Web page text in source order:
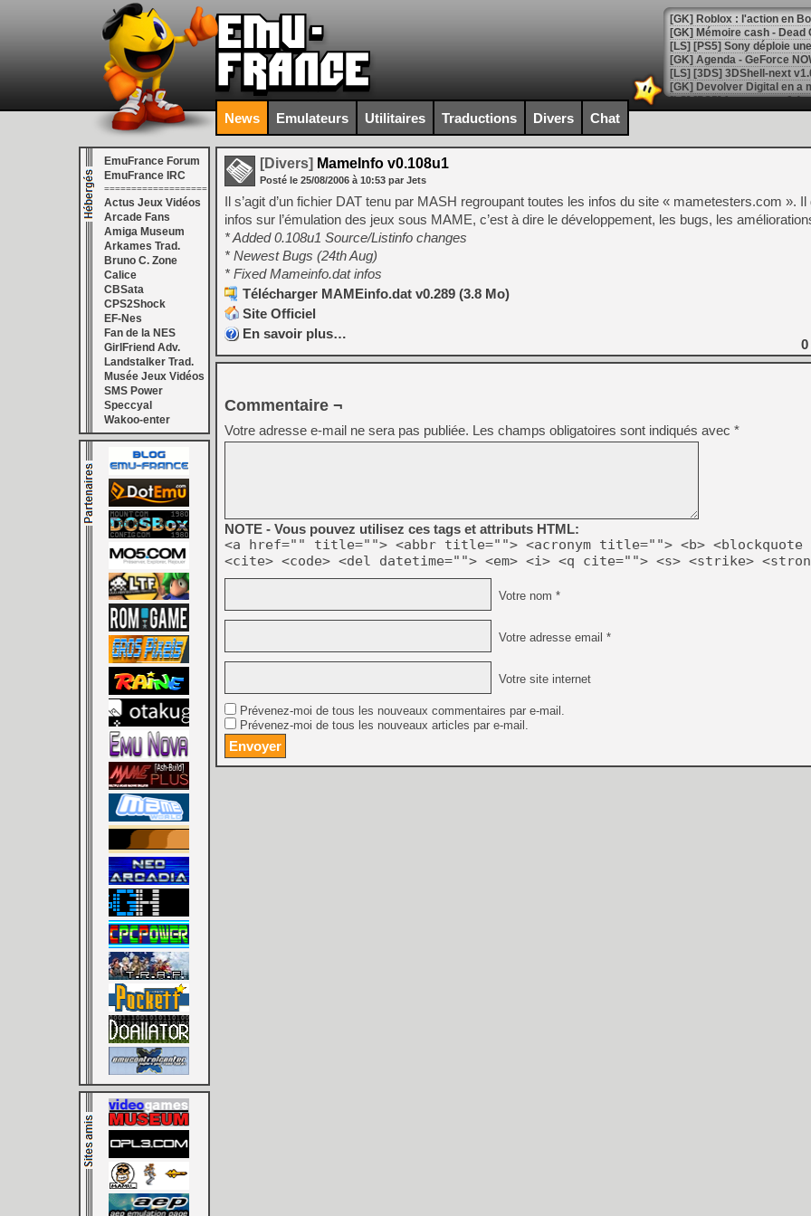
[GK] Roblox : l'action en
[GK] Agenda - GeForce
[GK] Devolver Digital en a
[LS] [PS5] ps5-y2jb-
[GK] Pourquoi Marvel
[GK] Test : Restory : Chill
[GK] GTA 6 : Rockstar
[GK] Hot Wheels Infinite
[GK] Mémoire cash -
[GK] Résultats Nintendo :
[GK] Déjà des
[Mo5] Brickboy cherche à
[GK] Minecraft et ses «
[GK] Beast of
[GK] Ubisoft : fin de partie
[GK] Mémoire cash -
[GK] Dan Houser (GTA)
[GK] Comment EA Sports
[GK] Crimson Moon : un
[GK] Isle of Reveries : le
[GK] Moonlighter 2 : The
[GK] Capcom relance
[Mo5] Deux inédits du
[GK] Le beat'em up The
[GK] Endless Legend 2 :
[LS] [PS5] Le WebKit
[GK] Oubliez Crazy Taxi,
[LS] [Switch] NSZ 5.0.0
[GK] Bethesda fête les 30
News Emulateurs Utilitaires Traductions Divers Chat
EmuFrance Forum
EmuFrance IRC
===================
Actus Jeux Vidéos
Arcade Fans
Amiga Museum
Arkames Trad.
Bruno C. Zone
Calice
CBSata
CPS2Shock
EF-Nes
Fan de la NES
GirlFriend Adv.
Landstalker Trad.
Musée Jeux Vidéos
SMS Power
Speccyal
Wakoo-enter
[Divers] MameInfo v0.108u1
Posté le 25/08/2006 à 10:53 par Jets
Il s’agit d’un fichier DAT tenu par MASH regroupant toutes les infos du site « mametesters.com ». Il
infos sur l’émulation des jeux sous MAME, c’est à dire le développement, les bugs, les
* Added 0.108u1 Source/Listinfo changes
* Newest Bugs (24th Aug)
* Fixed Mameinfo.dat infos
Télécharger MAMEinfo.dat v0.289 (3.8 Mo)
Site Officiel
En savoir plus…
0
Commentaire ¬
Votre adresse e-mail ne sera pas publiée. Les champs obligatoires sont indiqués avec *
NOTE - Vous pouvez utilisez ces tags et attributs HTML:
<a href="" title=""> <abbr title=""> <acronym title=""> <b> <blockquote
<cite> <code> <del datetime=""> <em> <i> <q cite=""> <s> <strike>
Votre nom *
Votre adresse email *
Votre site internet
Prévenez-moi de tous les nouveaux commentaires par e-mail.
Prévenez-moi de tous les nouveaux articles par e-mail.